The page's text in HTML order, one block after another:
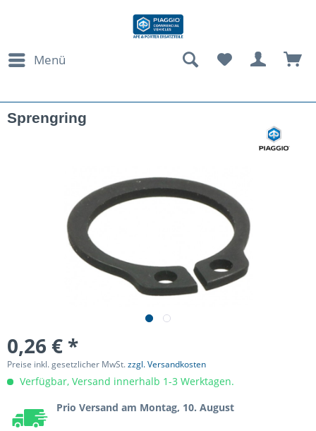
Menü
Sprengring
0,26 € *
Preise inkl. gesetzlicher MwSt.zzgl. Versandkosten
Verfügbar, Versand innerhalb 1-3 Werktagen.
Prio Versand am Montag, 10. August